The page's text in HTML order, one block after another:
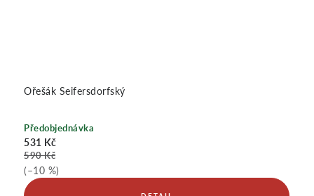
Ořešák Seifersdorfský
Předobjednávka
531 Kč
590 Kč
(–10 %)